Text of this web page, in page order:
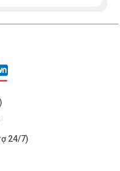
24/7)